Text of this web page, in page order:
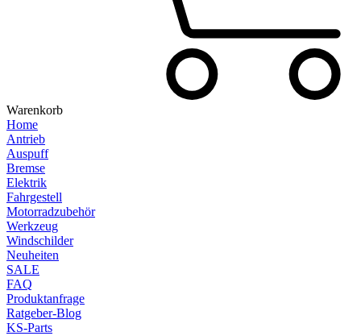
Warenkorb
Home
Antrieb
Auspuff
Bremse
Elektrik
Fahrgestell
Motorradzubehör
Werkzeug
Windschilder
Neuheiten
SALE
FAQ
Produktanfrage
Ratgeber-Blog
KS-Parts